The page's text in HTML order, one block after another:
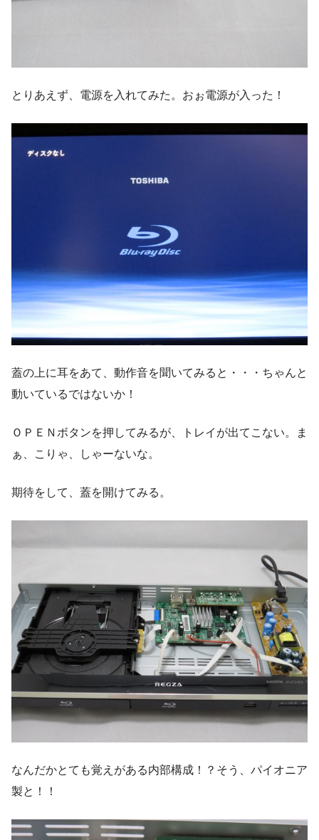
とりあえず、電源を入れてみた。おぉ電源が入った！
蓋の上に耳をあて、動作音を聞いてみると・・・ちゃんと
動いているではないか！
ＯＰＥＮボタンを押してみるが、トレイが出てこない。ま
ぁ、こりゃ、しゃーないな。
期待をして、蓋を開けてみる。
なんだかとても覚えがある内部構成！？そう、パイオニア
製と！！